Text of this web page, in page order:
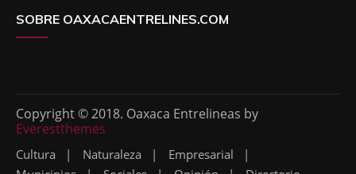
SOBRE OAXACAENTRELINES.COM
Copyright © 2018. Oaxaca Entrelineas by
Everestthemes
Cultura Naturaleza
Empresarial